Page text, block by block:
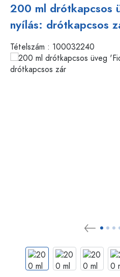
200 ml drótkapcsos
nyílás: drótkapcsos
Tételszám : 100032240